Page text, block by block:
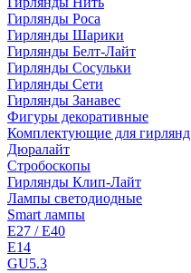
Гирлянды Роса
Гирлянды Шарики
Гирлянды Белт-Лайт
Гирлянды Сосульки
Гирлянды Сети
Гирлянды Занавес
Фигуры декоративные
Комплектующие для гирлянд
Дюралайт
Стробоскопы
Гирлянды Клип-Лайт
Лампы светодиодные
Smart лампы
E27 / E40
E14
GU5.3